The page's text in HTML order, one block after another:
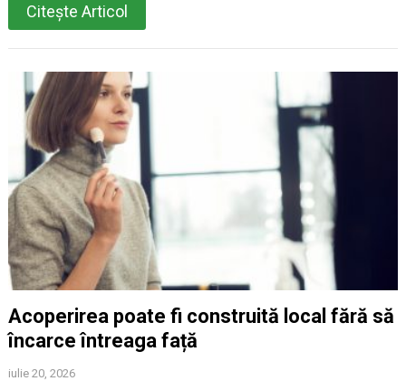
Citește Articol
Acoperirea poate fi construită local fără să
încarce întreaga față
iulie 20, 2026